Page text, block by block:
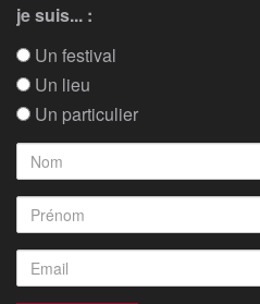
je suis... :
Un festival
Un lieu
Un particulier